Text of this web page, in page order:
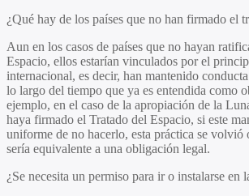
¿Qué hay de los países que no han firmado el
Aun en los casos de países que no hayan
Espacio, ellos estarían vinculados por el
internacional, es decir, han mantenido
lo largo del tiempo que ya es entendida como
ejemplo, en el caso de la apropiación de la
haya firmado el Tratado del Espacio, si este
uniforme de no hacerlo, esta práctica se volvió
sería equivalente a una obligación legal.
¿Se necesita un permiso para ir o instalarse en